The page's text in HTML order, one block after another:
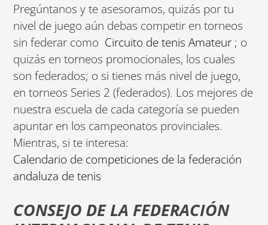
Pregúntanos y te asesoramos, quizás por tu
nivel de juego aún debas competir en torneos
sin federar como Circuito de tenis Amateur ; o
quizás en torneos promocionales, los cuales
son federados; o si tienes más nivel de juego,
en torneos Series 2 (federados). Los mejores de
nuestra escuela de cada categoría se pueden
apuntar en los campeonatos provinciales.
Mientras, si te interesa:
Calendario de competiciones de la federación
andaluza de tenis
CONSEJO DE LA FEDERACIÓN